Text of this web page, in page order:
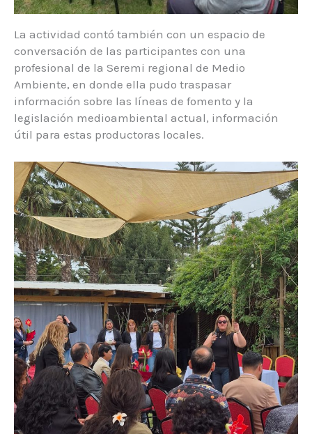
La actividad contó también con un espacio de
conversación de las participantes con una
profesional de la Seremi regional de Medio
Ambiente, en donde ella pudo traspasar
información sobre las líneas de fomento y la
legislación medioambiental actual, información
útil para estas productoras locales.